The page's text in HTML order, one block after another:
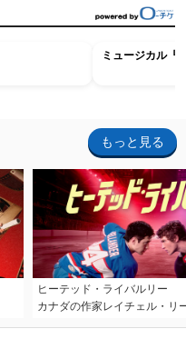
ミュージカル『
もっと見る
ヒーテッド・ライバルリー
カナダの作家レイチェル・リ